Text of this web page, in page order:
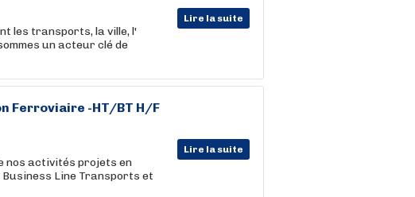
Lire la suite
les transports, la ville, l'
un acteur clé de
Ferroviaire -HT/BT H/F
Lire la suite
nos activités projets en
Line Transports et